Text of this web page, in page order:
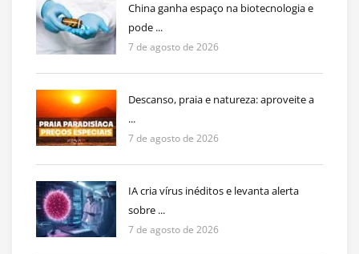
China ganha espaço na biotecnologia e
pode ...
7 de agosto de 2026
Descanso, praia e natureza: aproveite a
...
7 de agosto de 2026
IA cria vírus inéditos e levanta alerta
sobre ...
7 de agosto de 2026